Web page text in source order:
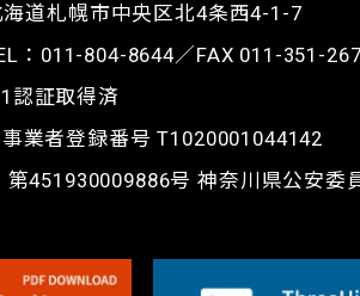
海道札幌市中央区北4条西4-1-7
： 011-804-8644／FAX 011-351-
認証取得済
業者登録番号 T1020001044142
第451930009886号 神奈川県公安委